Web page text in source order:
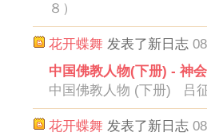
８）
花开蝶舞 发表了新日志
中国佛教人物(下册) - 神
中国佛教人物 (下册) 吕
花开蝶舞 发表了新日志